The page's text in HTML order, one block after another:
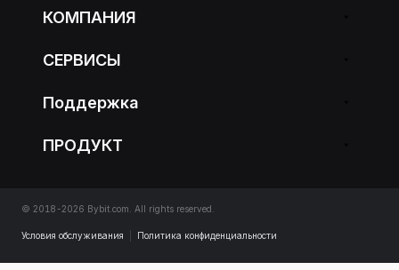
КОМПАНИЯ
СЕРВИСЫ
Поддержка
ПРОДУКТ
© 2018-2026 Bybit.com. All rights reserved.
Условия обслуживания Политика конфиденциальности